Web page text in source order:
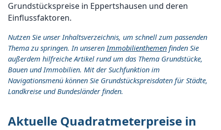
Grundstückspreise in Eppertshausen und deren
Einflussfaktoren.
Nutzen Sie unser Inhaltsverzeichnis, um schnell zum passenden
Thema zu springen. In unserenImmobilienthemen finden Sie
außerdem hilfreiche Artikel rund um das Thema Grundstücke,
Bauen und Immobilien. Mit der Suchfunktion im
Navigationsmenü können Sie Grundstückspreisdaten für Städte,
Landkreise und Bundesländer finden.
Aktuelle Quadratmeterpreise in